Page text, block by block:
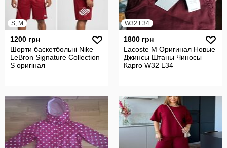
S, M
1200 грн
Шорти баскетбольні Nike
LeBron Signature Collection
S оригінал
W32 L34
1800 грн
Lacoste M Оригинал Новые
Джинсы Штаны Чиносы
Карго W32 L34